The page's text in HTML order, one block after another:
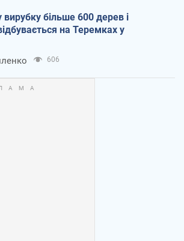
більше 600 дерев і
на Теремках у
606